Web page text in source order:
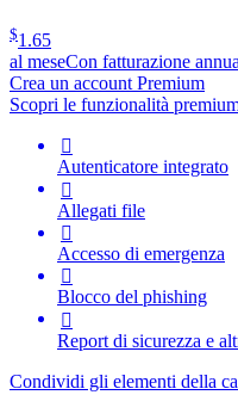
$1.65
al meseCon fatturazione
Crea un account Premium
Scopri le funzionalità

Autenticatore integrato

Allegati file

Accesso di emergenza

Blocco del phishing

Report di sicurezza e
Condividi gli elementi della